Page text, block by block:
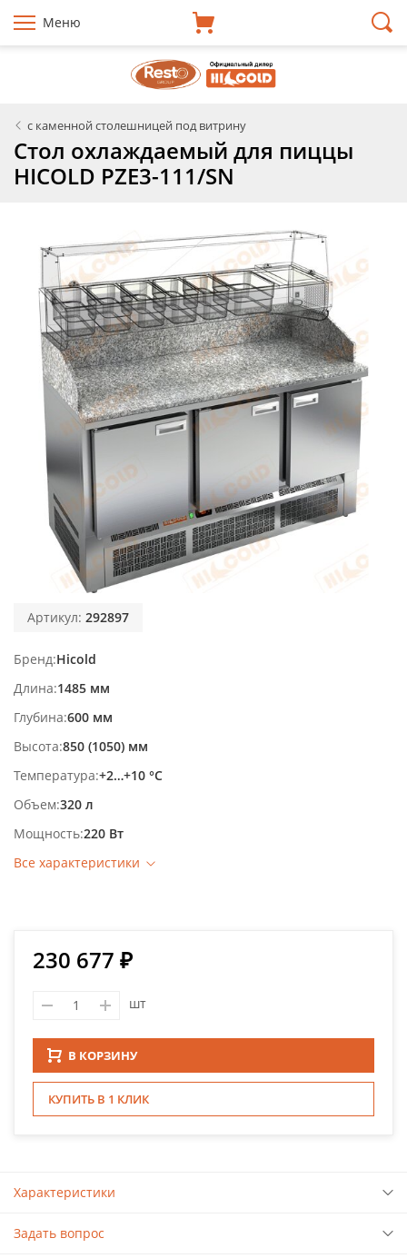
Меню
с каменной столешницей под витрину
Стол охлаждаемый для пиццы
HICOLD PZE3-111/SN
Артикул: 292897
Бренд Hicold
Длина 1485 мм
Глубина 600 мм
Высота 850 (1050) мм
Температура +2…+10 °С
Объем 320 л
Мощность 220 Вт
Все характеристики
230 677 ₽
шт
В КОРЗИНУ
КУПИТЬ В 1 КЛИК
Характеристики
Задать вопрос